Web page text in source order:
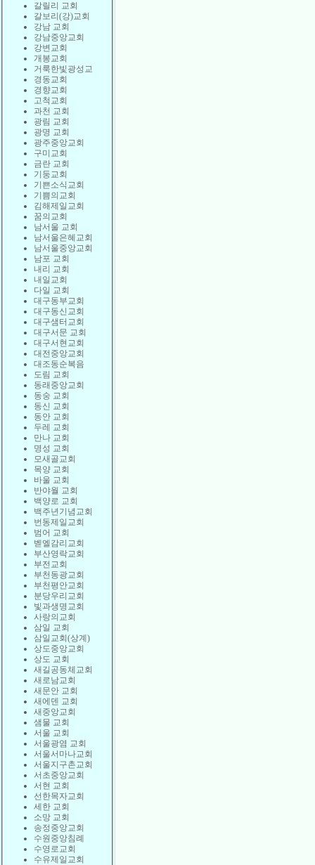
갈릴리 교회
갈보리(강)교회
강남 교회
강남중앙교회
강변교회
개봉교회
거룩한빛광성교
경동교회
경향교회
고척교회
과천 교회
광림 교회
광명 교회
광주중앙교회
구미교회
금란 교회
기둥교회
기쁜소식교회
기쁨의교회
김해제일교회
꿈의교회
남서울 교회
남서울은혜교회
남서울중앙교회
남포 교회
내리 교회
내일교회
다일 교회
대구동부교회
대구동신교회
대구샘터교회
대구서문 교회
대구서현교회
대전중앙교회
대조동순복음
도림 교회
동래중앙교회
동숭 교회
동신 교회
동안 교회
두레 교회
만나 교회
명성 교회
모새골교회
목양 교회
바울 교회
반야월 교회
백양로 교회
백주년기념교회
번동제일교회
범어 교회
벧엘감리교회
부산영락교회
부전교회
부천동광교회
부천평안교회
분당우리교회
빛과생명교회
사랑의교회
삼일 교회
삼일교회(상계)
상도중앙교회
상도 교회
새길공동체교회
새로남교회
새문안 교회
새에덴 교회
새중앙교회
샘물 교회
서울 교회
서울광염 교회
서울서마나교회
서울지구촌교회
서초중앙교회
서현 교회
선한목자교회
세한 교회
소망 교회
송정중앙교회
수원중앙침례
수영로교회
수유제일교회